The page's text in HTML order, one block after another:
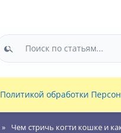
Политикой обработки
Чем стричь когти кошке и